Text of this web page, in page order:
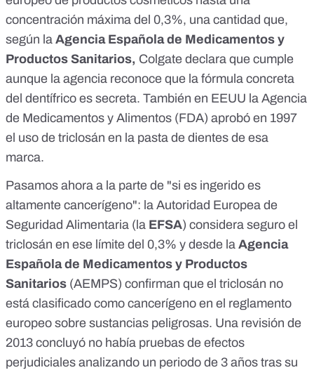
concentración máxima del 0,3%, una cantidad que,
según la Agencia Española de Medicamentos y
Productos Sanitarios, Colgate declara que cumple
aunque la agencia reconoce que la fórmula concreta
del dentífrico es secreta. También en EEUU la Agencia
de Medicamentos y Alimentos (FDA) aprobó en 1997
el uso de triclosán en la pasta de dientes de esa
marca.
Pasamos ahora a la parte de "si es ingerido es
altamente cancerígeno": la Autoridad Europea de
Seguridad Alimentaria (la EFSA) considera seguro el
triclosán en ese límite del 0,3% y desde la Agencia
Española de Medicamentos y Productos
Sanitarios (AEMPS) confirman que el triclosán no
está clasificado como cancerígeno en el reglamento
europeo sobre sustancias peligrosas. Una revisión de
2013 concluyó no había pruebas de efectos
perjudiciales analizando un periodo de 3 años tras su